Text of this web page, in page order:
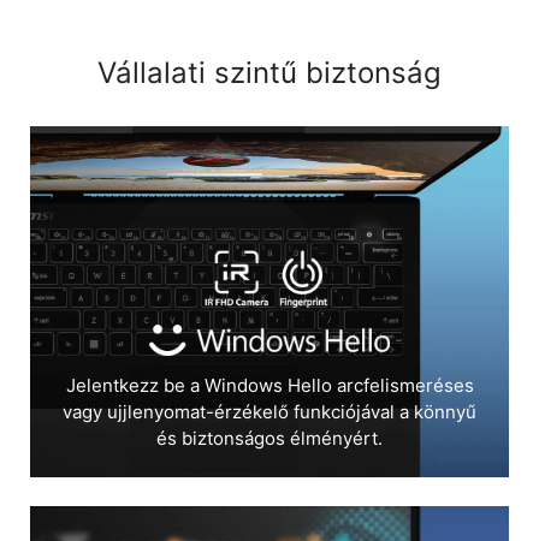
Vállalati szintű biztonság
Jelentkezz be a Windows Hello arcfelismeréses
vagy ujjlenyomat-érzékelő funkciójával a könnyű
és biztonságos élményért.